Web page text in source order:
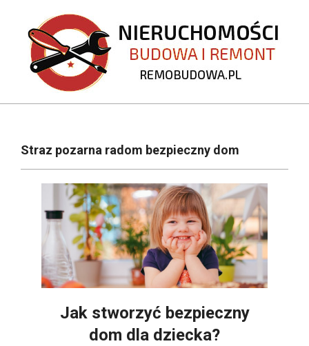
content
REMOBUDOWA.PL
NavigationStraz pozarna radom bezpieczny dom
Jak stworzyć bezpieczny
dom dla dziecka?